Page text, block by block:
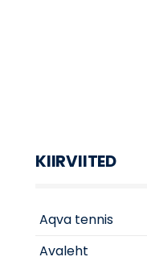
KIIRVIITED
Aqva tennis
Avaleht